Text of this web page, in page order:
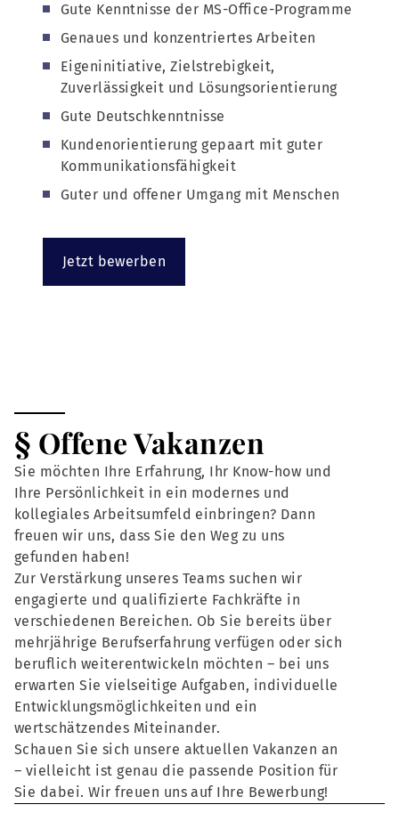
Gute Kenntnisse der MS-Office-Programme
Genaues und konzentriertes Arbeiten
Eigeninitiative, Zielstrebigkeit,
Zuverlässigkeit und Lösungsorientierung
Gute Deutschkenntnisse
Kundenorientierung gepaart mit guter
Kommunikationsfähigkeit
Guter und offener Umgang mit Menschen
Jetzt bewerben
§ Offene Vakanzen
Sie möchten Ihre Erfahrung, Ihr Know-how und
Ihre Persönlichkeit in ein modernes und
kollegiales Arbeitsumfeld einbringen? Dann
freuen wir uns, dass Sie den Weg zu uns
gefunden haben!
Zur Verstärkung unseres Teams suchen wir
engagierte und qualifizierte Fachkräfte in
verschiedenen Bereichen. Ob Sie bereits über
mehrjährige Berufserfahrung verfügen oder sich
beruflich weiterentwickeln möchten – bei uns
erwarten Sie vielseitige Aufgaben, individuelle
Entwicklungsmöglichkeiten und ein
wertschätzendes Miteinander.
Schauen Sie sich unsere aktuellen Vakanzen an
– vielleicht ist genau die passende Position für
Sie dabei. Wir freuen uns auf Ihre Bewerbung!